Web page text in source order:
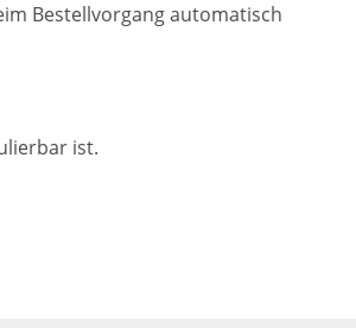
Bestellvorgang automatisch
ist.